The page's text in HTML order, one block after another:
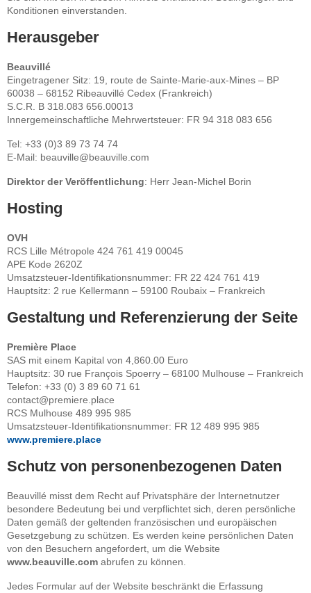
Konditionen einverstanden.
Herausgeber
Beauvillé
Eingetragener Sitz: 19, route de Sainte-Marie-aux-Mines – BP
60038 – 68152 Ribeauvillé Cedex (Frankreich)
S.C.R. B 318.083 656.00013
Innergemeinschaftliche Mehrwertsteuer: FR 94 318 083 656
Tel: +33 (0)3 89 73 74 74
E-Mail: beauville@beauville.com
Direktor der Veröffentlichung: Herr Jean-Michel Borin
Hosting
OVH
RCS Lille Métropole 424 761 419 00045
APE Kode 2620Z
Umsatzsteuer-Identifikationsnummer: FR 22 424 761 419
Hauptsitz: 2 rue Kellermann – 59100 Roubaix – Frankreich
Gestaltung und Referenzierung der Seite
Première Place
SAS mit einem Kapital von 4,860.00 Euro
Hauptsitz: 30 rue François Spoerry – 68100 Mulhouse – Frankreich
Telefon: +33 (0) 3 89 60 71 61
contact@premiere.place
RCS Mulhouse 489 995 985
Umsatzsteuer-Identifikationsnummer: FR 12 489 995 985
www.premiere.place
Schutz von personenbezogenen Daten
Beauvillé misst dem Recht auf Privatsphäre der Internetnutzer
besondere Bedeutung bei und verpflichtet sich, deren persönliche
Daten gemäß der geltenden französischen und europäischen
Gesetzgebung zu schützen. Es werden keine persönlichen Daten
von den Besuchern angefordert, um die Website
www.beauville.com abrufen zu können.
Jedes Formular auf der Website beschränkt die Erfassung